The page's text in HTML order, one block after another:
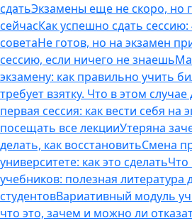
сдатьЭкзамены еще не скоро, но
сейчасКак успешно сдать
советаНе готов, но на экзамен
сессию, если ничего не знаешь
экзамену: как правильно учить
требует взятку. Что в этом случае
первая сессия: как вести себя на
посещать все лекцииУтеряна
делать, как восстановитьСмена
университете: как это сделатьЧто
учебников: полезная литература
студентовВариативный модуль
что это, зачем и можно ли